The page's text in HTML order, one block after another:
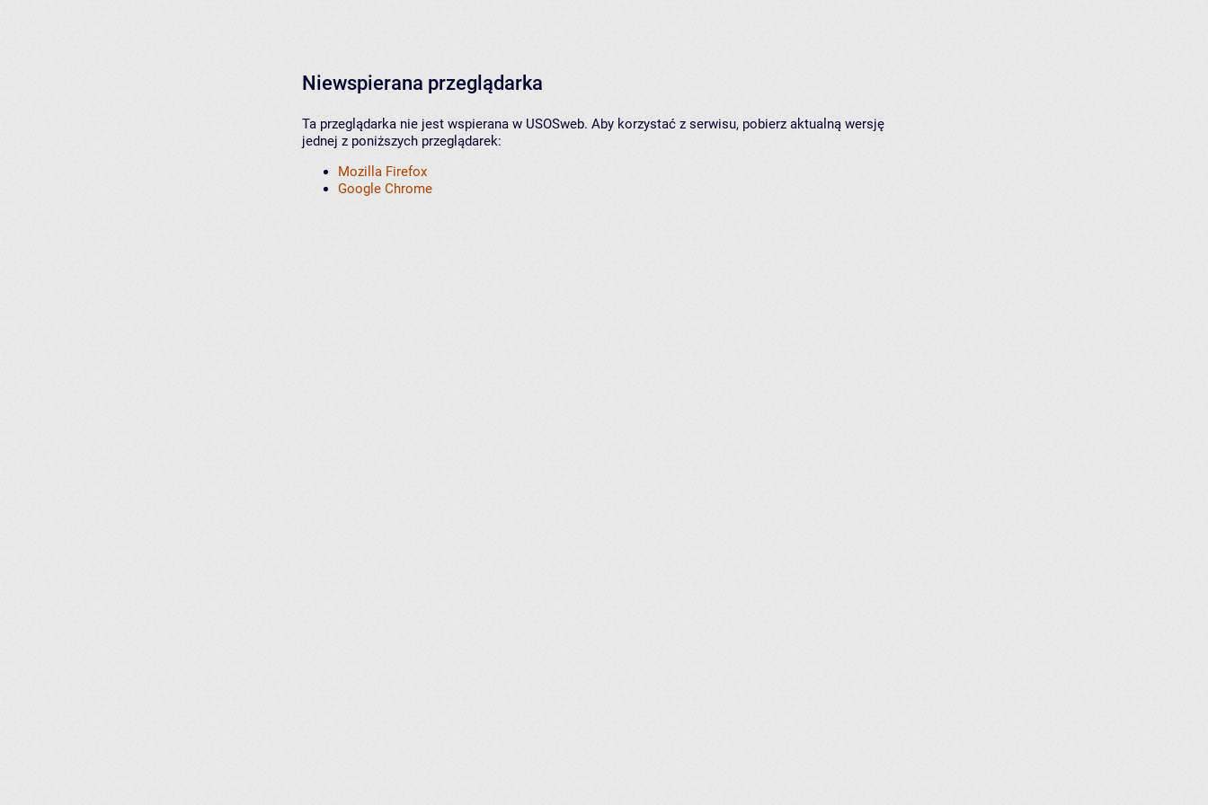
Niewspierana przeglądarka
Ta przeglądarka nie jest wspierana w USOSweb. Aby korzystać z serwisu, pobierz aktualną wersję
jednej z poniższych przeglądarek:
Mozilla Firefox
Google Chrome